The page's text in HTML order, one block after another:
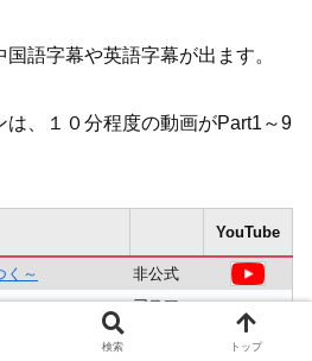
語字幕や英語字幕が出ます。
、１０分程度の動画がPart1～9
YouTube
く～ 非公式
画
アスマー
検索 トップ